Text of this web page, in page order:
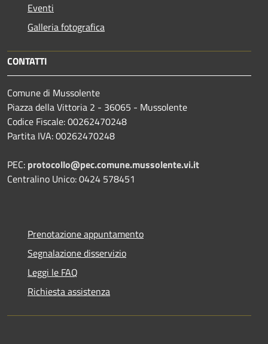
Eventi
Galleria fotografica
CONTATTI
Comune di Mussolente
Piazza della Vittoria 2 - 36065 - Mussolente
Codice Fiscale: 00262470248
Partita IVA: 00262470248
PEC: protocollo@pec.comune.mussolente.vi.it
Centralino Unico: 0424 578451
Prenotazione appuntamento
Segnalazione disservizio
Leggi le FAQ
Richiesta assistenza